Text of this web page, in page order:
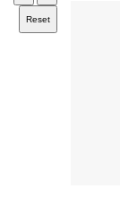
Reset